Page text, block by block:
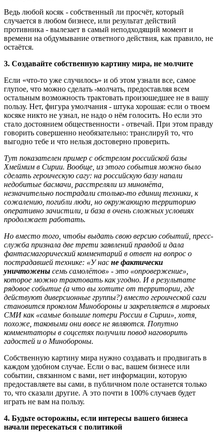
Ведь любой косяк - собственный ли просчёт, который
случается в любом бизнесе, или результат действий
противника - вылезает в самый неподходящий момент и
времени на обдумывание ответного действия, как правило, не
остаётся.
3. Создавайте собственную картину мира, не молчите
Если «что-то уже случилось» и об этом узнали все, самое
глупое, что можно сделать -молчать, предоставляя всем
остальным возможность трактовать произошедшее не в вашу
пользу. Нет, фигура умолчания - штука хорошая: если о твоем
косяке никто не узнал, не надо о нём голосить. Но если это
стало достоянием общественности - отвечай. При этом правду
говорить совершенно необязательно: транслируй то, что
выгодно тебе и что нельзя достоверно проверить.
Тут показателен пример с обстрелом российской базы
Хмеймим в Сирии. Вообще, из этого события можно было
сделать героическую сагу: на российскую базу напали
недобитые басмачи, расстреляли из миномёта,
незначительно пострадали столько-то единиц техники, к
сожалению, погибли люди, но окружающую территорию
оперативно зачистили, и база в очень сложных условиях
продолжает работать.
Но вместо того, чтобы выдать свою версию событий, пресс-
служба признала две трети заявлений правдой и дала
фантасмагорический комментарий в ответ на вопрос о
пострадавшей технике: «У нас не фактически
уничтожены семь самолётов» - это «опровержение»,
которое можно трактовать как угодно. И в результате
рядовое событие (а что вы хотите от территории, где
действуют диверсионные группы?) вместо героической саги
становится проколом Минобороны и закрепляется в мировых
СМИ как «самые большие потери России в Сирии», хотя,
похоже, таковыми они вовсе не являются. Попутно
комментаторы в соцсетях получили повод наговорить
гадостей и о Минобороны.
Собственную картину мира нужно создавать и продвигать в
каждом удобном случае. Если о вас, вашем бизнесе или
событии, связанном с вами, нет информации, которую
предоставляете вы сами, в публичном поле останется только
то, что сказали другие. А это почти в 100% случаев будет
играть не вам на пользу.
4. Будьте осторожны, если интересы вашего бизнеса
начали пересекаться с политикой